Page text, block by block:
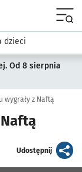
Sport i rekreacja
dzieci
Od 8 sierpnia
wygrały z Naftą
Udostępnijartykuł